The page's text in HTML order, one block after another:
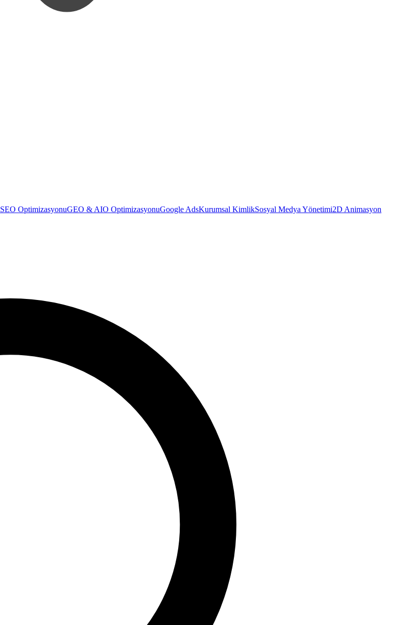
SEO OptimizasyonuGEO & AIO OptimizasyonuGoogle AdsKurumsal KimlikSosyal Medya Yönetimi2D Animasyon